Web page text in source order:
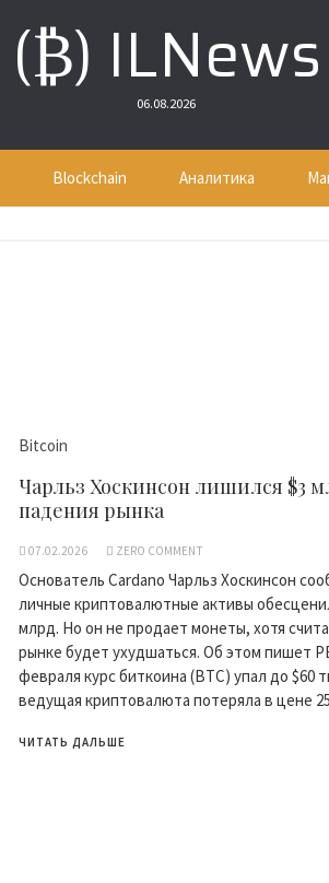
(₿) ILNews
06.08.2026
Blockchain Аналитика
Bitcoin
Чарльз Хоскинсон лишился $3
падения рынка
07.02.2026 ZERO COMMENT
Основатель Cardano Чарльз Хоскинсон
личные криптовалютные активы
млрд. Но он не продает монеты, хотя
рынке будет ухудшаться. Об этом пишет
февраля курс биткоина (BTC) упал до $60
ведущая криптовалюта потеряла в цене
ЧИТАТЬ ДАЛЬШЕ